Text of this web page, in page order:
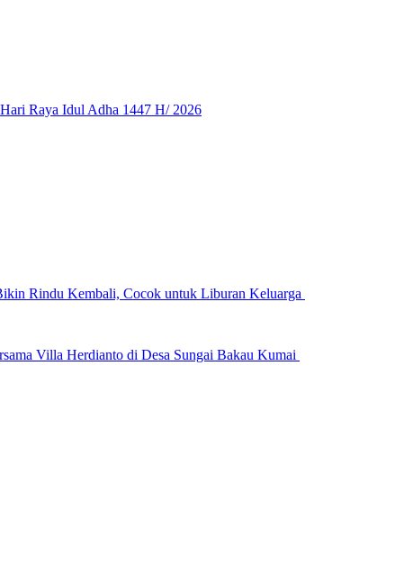
Raya Idul Adha 1447 H/ 2026
Rindu Kembali, Cocok untuk Liburan Keluarga
Villa Herdianto di Desa Sungai Bakau Kumai